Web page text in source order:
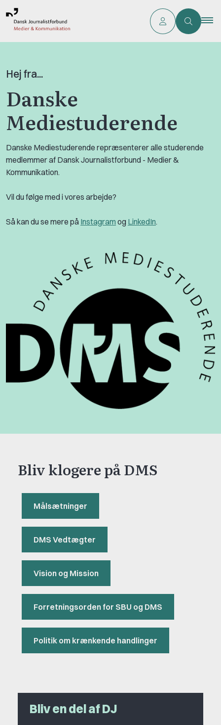
Hej fra...
Danske
Mediestuderende
Danske Mediestuderende repræsenterer alle studerende
medlemmer af Dansk Journalistforbund - Medier &
Kommunikation.
Vil du følge med i vores arbejde?
Så kan du se mere på Instagram og LinkedIn.
Bliv klogere på DMS
Målsætninger
DMS Vedtægter
Vision og Mission
Forretningsorden for SBU og DMS
Politik om krænkende handlinger
Bliv en del af DJ